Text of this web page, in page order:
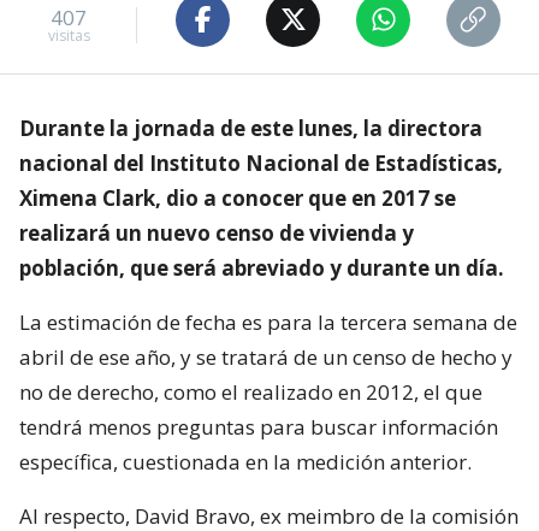
407
visitas
Durante la jornada de este lunes, la directora
nacional del Instituto Nacional de Estadísticas,
Ximena Clark, dio a conocer que en 2017 se
realizará un nuevo censo de vivienda y
población, que será abreviado y durante un día.
La estimación de fecha es para la tercera semana de
abril de ese año, y se tratará de un censo de hecho y
no de derecho, como el realizado en 2012, el que
tendrá menos preguntas para buscar información
específica, cuestionada en la medición anterior.
Al respecto, David Bravo, ex meimbro de la comisión